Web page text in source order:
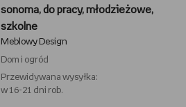
sonoma, do pracy, młodzieżowe,
szkolne
Meblowy Design
Dom i ogród
Przewidywana wysyłka:
w 16-21 dni rob.